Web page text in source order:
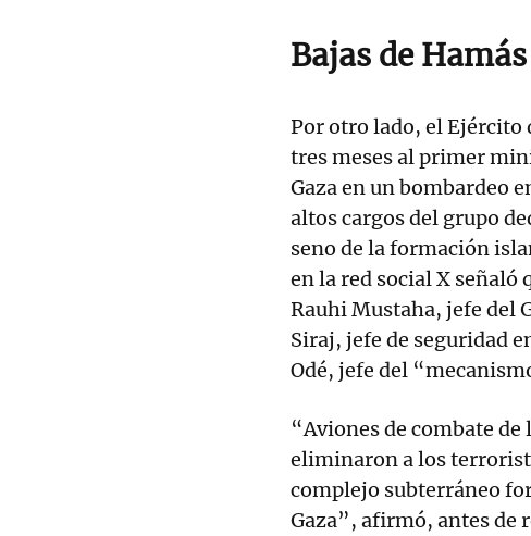
Bajas de Hamás
Por otro lado, el Ejército
tres meses al primer
Gaza en un bombardeo
altos cargos del grupo
seno de la formación
en la red social X señaló
Rauhi Mustaha, jefe del
Siraj, jefe de seguridad
Odé, jefe del
“Aviones de combate de
eliminaron a los
complejo subterráneo
Gaza”, afirmó, antes de